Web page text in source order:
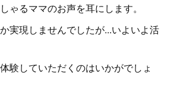
ゃるママのお声を耳にします。
実現しませんでしたが...いよいよ活
験していただくのはいかがでしょ